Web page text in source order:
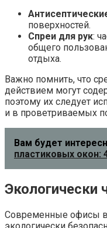
поверхностей.
Спреи для рук:
общего
отдыха.
Важно помнить, что
действием могут
поэтому их следует
и в проветриваемых
Вам будет
пластиковых окон:
Экологически
Современные офисы